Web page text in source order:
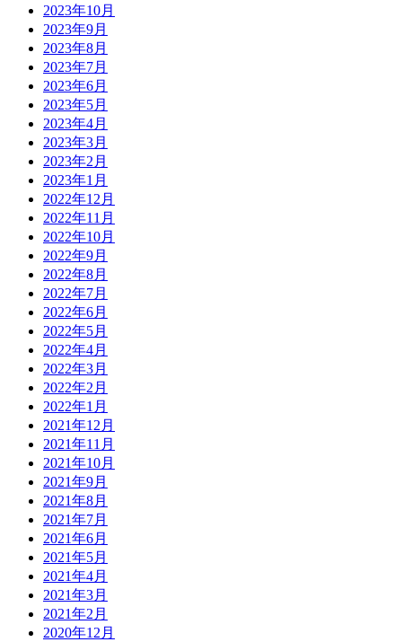
2023年10月
2023年9月
2023年8月
2023年7月
2023年6月
2023年5月
2023年4月
2023年3月
2023年2月
2023年1月
2022年12月
2022年11月
2022年10月
2022年9月
2022年8月
2022年7月
2022年6月
2022年5月
2022年4月
2022年3月
2022年2月
2022年1月
2021年12月
2021年11月
2021年10月
2021年9月
2021年8月
2021年7月
2021年6月
2021年5月
2021年4月
2021年3月
2021年2月
2020年12月